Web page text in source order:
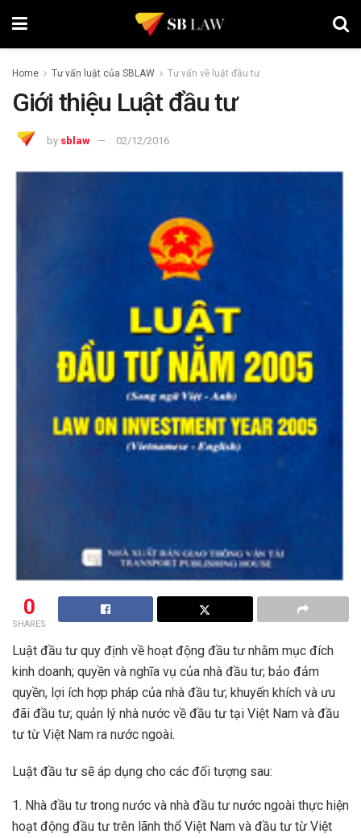
Home Tư vấn luật của SBLAW Tư vấn về luật đầu tư
Giới thiệu Luật đầu tư
by sblaw 02/12/2016
0
SHARES
Luật đầu tư quy định về hoạt động đầu tư nhằm mục đích
kinh doanh; quyền và nghĩa vụ của nhà đầu tư; bảo đảm
quyền, lợi ích hợp pháp của nhà đầu tư; khuyến khích và ưu
đãi đầu tư; quản lý nhà nước về đầu tư tại Việt Nam và đầu
tư từ Việt Nam ra nước ngoài.
Luật đầu tư sẽ áp dụng cho các đối tượng sau:
1. Nhà đầu tư trong nước và nhà đầu tư nước ngoài thực hiện
hoạt động đầu tư trên lãnh thổ Việt Nam và đầu tư từ Việt